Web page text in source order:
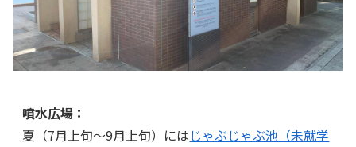
噴水広場：
夏（7月上旬～9月上旬）にはじゃぶじゃぶ池（未就学